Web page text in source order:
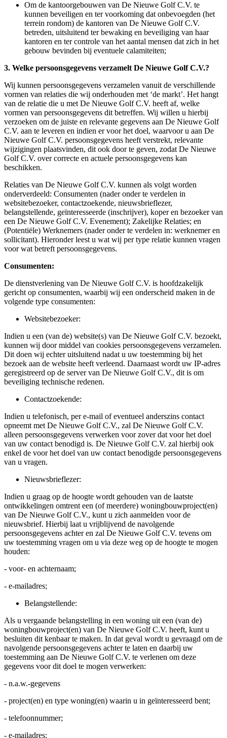
Om de kantoorgebouwen van De Nieuwe Golf C.V. te
kunnen beveiligen en ter voorkoming dat onbevoegden (het
terrein rondom) de kantoren van De Nieuwe Golf C.V.
betreden, uitsluitend ter bewaking en beveiliging van haar
kantoren en ter controle van het aantal mensen dat zich in het
gebouw bevinden bij eventuele calamiteiten;
3. Welke persoonsgegevens verzamelt De Nieuwe Golf C.V.?
Wij kunnen persoonsgegevens verzamelen vanuit de verschillende
vormen van relaties die wij onderhouden met ‘de markt’. Het hangt
van de relatie die u met De Nieuwe Golf C.V. heeft af, welke
vormen van persoonsgegevens dit betreffen. Wij willen u hierbij
verzoeken om de juiste en relevante gegevens aan De Nieuwe Golf
C.V. aan te leveren en indien er voor het doel, waarvoor u aan De
Nieuwe Golf C.V. persoonsgegevens heeft verstrekt, relevante
wijzigingen plaatsvinden, dit ook door te geven, zodat De Nieuwe
Golf C.V. over correcte en actuele persoonsgegevens kan
beschikken.
Relaties van De Nieuwe Golf C.V. kunnen als volgt worden
onderverdeeld: Consumenten (nader onder te verdelen in
websitebezoeker, contactzoekende, nieuwsbrieflezer,
belangstellende, geïnteresseerde (inschrijver), koper en bezoeker van
een De Nieuwe Golf C.V. Evenement); Zakelijke Relaties; en
(Potentiële) Werknemers (nader onder te verdelen in: werknemer en
sollicitant). Hieronder leest u wat wij per type relatie kunnen vragen
voor wat betreft persoonsgegevens.
Consumenten:
De dienstverlening van De Nieuwe Golf C.V. is hoofdzakelijk
gericht op consumenten, waarbij wij een onderscheid maken in de
volgende type consumenten:
Websitebezoeker:
Indien u een (van de) website(s) van De Nieuwe Golf C.V. bezoekt,
kunnen wij door middel van cookies persoonsgegevens verzamelen.
Dit doen wij echter uitsluitend nadat u uw toestemming bij het
bezoek aan de website heeft verleend. Daarnaast wordt uw IP-adres
geregistreerd op de server van De Nieuwe Golf C.V., dit is om
beveiliging technische redenen.
Contactzoekende:
Indien u telefonisch, per e-mail of eventueel anderszins contact
opneemt met De Nieuwe Golf C.V., zal De Nieuwe Golf C.V.
alleen persoonsgegevens verwerken voor zover dat voor het doel
van uw contact benodigd is. De Nieuwe Golf C.V. zal hierbij ook
enkel de voor het doel van uw contact benodigde persoonsgegevens
van u vragen.
Nieuwsbrieflezer:
Indien u graag op de hoogte wordt gehouden van de laatste
ontwikkelingen omtrent een (of meerdere) woningbouwproject(en)
van De Nieuwe Golf C.V., kunt u zich aanmelden voor de
nieuwsbrief. Hierbij laat u vrijblijvend de navolgende
persoonsgegevens achter en zal De Nieuwe Golf C.V. tevens om
uw toestemming vragen om u via deze weg op de hoogte te mogen
houden:
- voor- en achternaam;
- e-mailadres;
Belangstellende:
Als u vergaande belangstelling in een woning uit een (van de)
woningbouwproject(en) van De Nieuwe Golf C.V. heeft, kunt u
besluiten dit kenbaar te maken. In dat geval wordt u gevraagd om de
navolgende persoonsgegevens achter te laten en daarbij uw
toestemming aan De Nieuwe Golf C.V. te verlenen om deze
gegevens voor dit doel te mogen verwerken:
- n.a.w.-gegevens
- project(en) en type woning(en) waarin u in geïnteresseerd bent;
- telefoonnummer;
- e-mailadres;